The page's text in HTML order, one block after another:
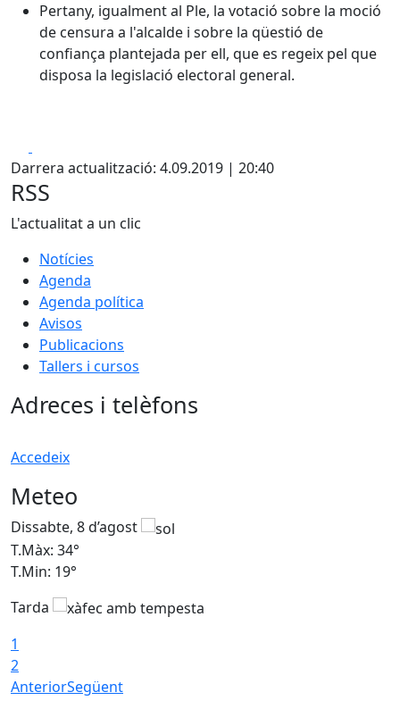
Pertany, igualment al Ple, la votació sobre la moció
de censura a l'alcalde i sobre la qüestió de
confiança plantejada per ell, que es regeix pel que
disposa la legislació electoral general.
Darrera actualització: 4.09.2019 | 20:40
RSS
L'actualitat a un clic
Notícies
Agenda
Agenda política
Avisos
Publicacions
Tallers i cursos
Adreces i telèfons
Accedeix
Meteo
Dissabte, 8 d’agost
T.Màx: 34°
T.Min: 19°
Tarda
1
2
AnteriorSegüent